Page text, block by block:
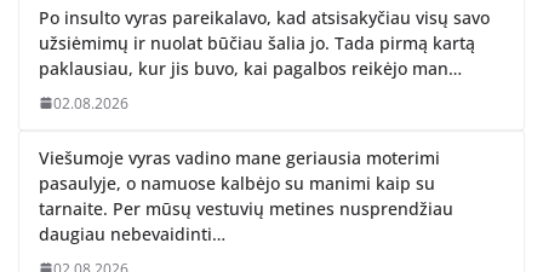
Po insulto vyras pareikalavo, kad atsisakyčiau visų savo
užsiėmimų ir nuolat būčiau šalia jo. Tada pirmą kartą
paklausiau, kur jis buvo, kai pagalbos reikėjo man…
02.08.2026
Viešumoje vyras vadino mane geriausia moterimi
pasaulyje, o namuose kalbėjo su manimi kaip su
tarnaite. Per mūsų vestuvių metines nusprendžiau
daugiau nebevaidinti…